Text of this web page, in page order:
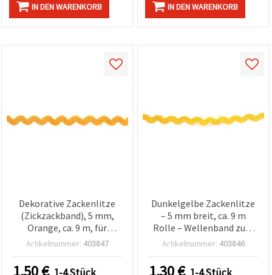
IN DEN WARENKORB IN DEN WARENKORB
Dekorative Zackenlitze
(Zickzackband), 5 mm,
Orange, ca. 9 m, für
Textilien und Basteln
Artikelnummer: 403847
1.50€ 1-4 Stück
Dunkelgelbe Zackenlitze
– 5 mm breit, ca. 9 m
Rolle – Wellenband zum
Nähen für handgemachte
Kleidungskanten &
Artikelnummer: 403846
1.30€ 1-4 Stück